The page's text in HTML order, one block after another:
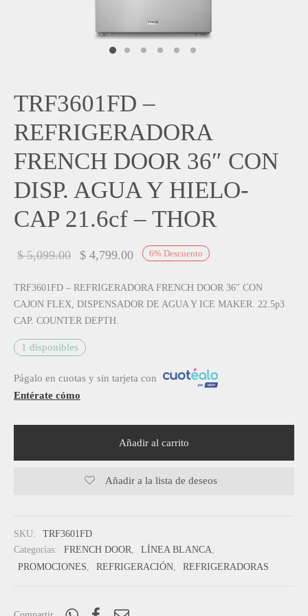
TRF3601FD –
REFRIGERADORA
FRENCH DOOR 36″ CON
DISP. AGUA Y HIELO-
CAP 21.6cf – THOR
6% Descuento
$5,099.00
El precio
$ 5,099.00.
$ 4,799.00 El precio
TRF3601FD – REFRIGERADORA FRENCH DOOR 36″ CON
CAJON FLEX, DISPENSADOR DE AGUA Y ICE MAKER. 22.5p3
CAP. COUNTER DEPTH.
1 disponibles
Págalo en cuotas y sin tarjeta con
Entérate cómo
Añadir al carrito
Añadir a la lista de deseos
SKU:
TRF3601FD
Categorías:
FRENCH DOOR, LÍNEA BLANCA,
PROMOCIONES
REFRIGERACIÓN REFRIGERADORAS
STUDIO